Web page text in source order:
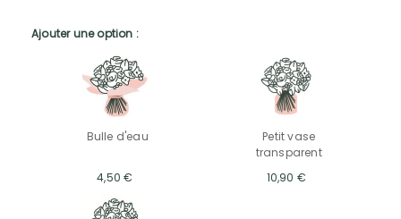
Ajouter une option :
Bulle d'eau
4,50 €
Petit vase
transparent
10,90 €